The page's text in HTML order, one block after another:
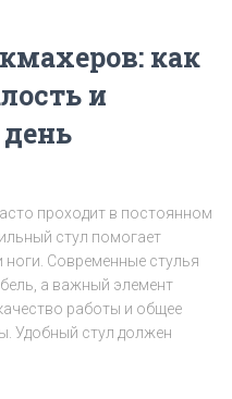
как
и
проходит в постоянном
стул помогает
ноги. Современные стулья
а важный элемент
работы и общее
Удобный стул должен